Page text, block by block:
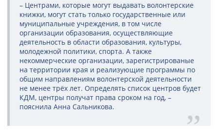
– Центрами, которые могут выдавать волонтерские
книжки, могут стать только государственные или
муниципальные учреждения, в том числе
организации образования, осуществляющие
деятельность в области образования, культуры,
молодежной политики, спорта. А также
некоммерческие организации, зарегистрированые
на территории края и реализующие программы по
общим направлениям волонтерской деятельности
не менее трёх лет. Определять список центров будет
КДМ, центры получат права сроком на год, –
пояснила Анна Сальникова.